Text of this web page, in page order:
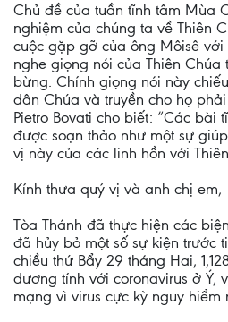
Chủ đề của tuần tĩnh tâm Mùa
nghiệm của chúng ta về Thiên
cuộc gặp gỡ của ông Môisê với
nghe giọng nói của Thiên
bừng. Chính giọng nói này
dân Chúa và truyền cho họ
Pietro Bovati cho biết: “Các bài
được soạn thảo như một sự
vị này của các linh hồn với
Kính thưa quý vị và anh chị em,
Tòa Thánh đã thực hiện các
đã hủy bỏ một số sự kiện trước
chiều thứ Bẩy 29 tháng Hai,
dương tính với coronavirus ở Ý,
mạng vì virus cực kỳ nguy hiểm